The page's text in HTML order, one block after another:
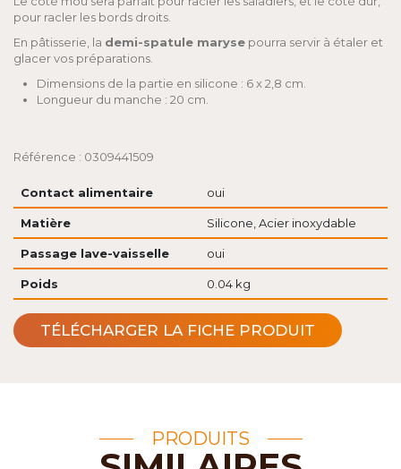
pour racler les bords droits.
En pâtisserie, la demi-spatule maryse pourra servir à étaler et
glacer vos préparations.
Dimensions de la partie en silicone : 6 x 2,8 cm.
Longueur du manche : 20 cm.
Référence : 0309441509
Contact alimentaire oui
Matière Silicone, Acier inoxydable
Passage lave-vaisselle oui
Poids 0.04 kg
TÉLÉCHARGER LA FICHE PRODUIT
PRODUITS